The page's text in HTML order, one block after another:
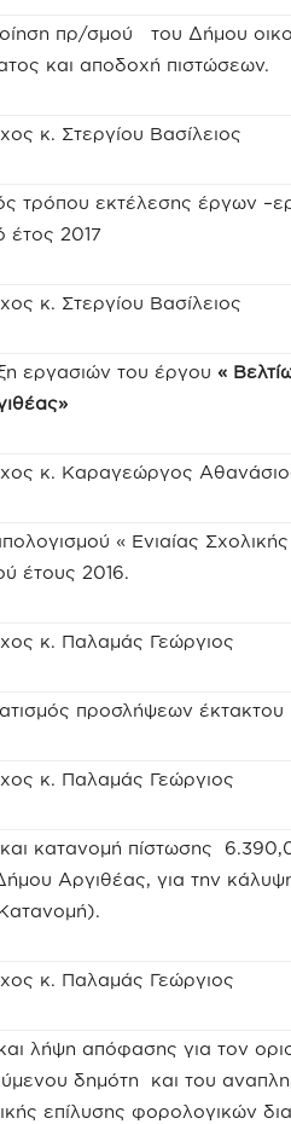
πρ/σμού του Δήμου
και αποδοχή πιστώσεων.
κ. Στεργίου Βασίλειος
τρόπου εκτέλεσης έργων
έτος 2017
κ. Στεργίου Βασίλειος
εργασιών του έργου «
κ. Καραγεώργος
« Ενιαίας
έτους 2016.
κ. Παλαμάς Γεώργιος
προσλήψεων έκτακτου
κ. Παλαμάς Γεώργιος
κατανομή πίστωσης
Αργιθέας, για την
κ. Παλαμάς Γεώργιος
λήψη απόφασης για τον
δημότη και του
επίλυσης φορολογικών